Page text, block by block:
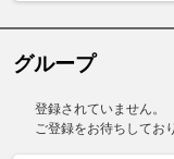
グループ
登録されていません。
ご登録をお待ちしてお